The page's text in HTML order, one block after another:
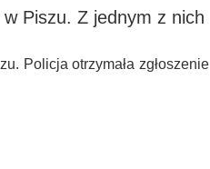
Piszu. Z jednym z nich
Policja otrzymała zgłoszenie